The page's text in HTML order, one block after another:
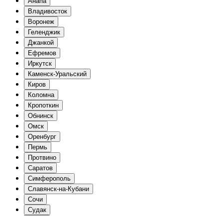
Владивосток
Воронеж
Геленджик
Джанкой
Ефремов
Иркутск
Каменск-Уральский
Киров
Коломна
Кропоткин
Обнинск
Омск
Оренбург
Пермь
Протвино
Саратов
Симферополь
Славянск-на-Кубани
Сочи
Судак